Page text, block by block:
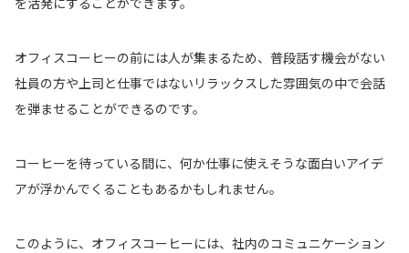
オフィスコーヒーの前には人が集まるため、普段話す機会がない
社員の方や上司と仕事ではないリラックスした雰囲気の中で会話
を弾ませることができるのです。
コーヒーを待っている間に、何か仕事に使えそうな面白いアイデ
アが浮かんでくることもあるかもしれません。
このように、オフィスコーヒーには、社内のコミュニケーション